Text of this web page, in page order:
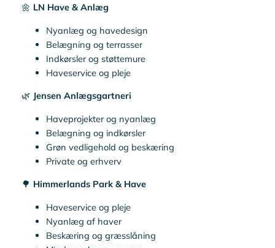
🌼 LN Have & Anlæg
Nyanlæg og havedesign
Belægning og terrasser
Indkørsler og støttemure
Haveservice og pleje
🌿 Jensen Anlægsgartneri
Haveprojekter og nyanlæg
Belægning og indkørsler
Grøn vedligehold og beskæring
Private og erhverv
🌳 Himmerlands Park & Have
Haveservice og pleje
Nyanlæg af haver
Beskæring og græsslåning